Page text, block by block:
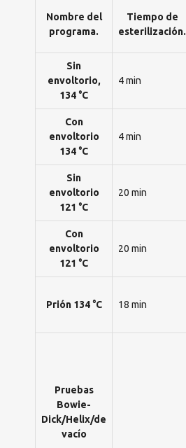
Nombre del
programa.
Tiempo de
esterilización.
Sin
envoltorio,
134 °C
4 min
Con
envoltorio
134 °C
4 min
Sin
envoltorio
121 °C
20 min
Con
envoltorio
121 °C
20 min
Prión 134 °C 18 min
Pruebas
Bowie-
Dick/Helix/de
vacío